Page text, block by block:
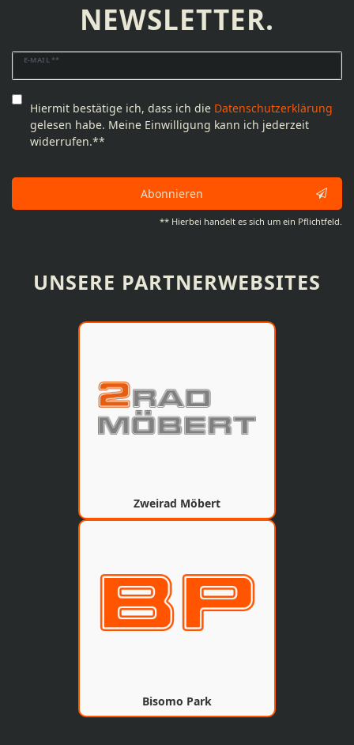
NEWSLETTER.
E-MAIL **
Newsletter
Honig
Hiermit bestätige ich, dass ich die Daten­schutz­erklärung
gelesen habe. Meine Einwilligung kann ich jederzeit
widerrufen.**
Abonnieren
** Hierbei handelt es sich um ein Pflichtfeld.
UNSERE PARTNERWEBSITES
Zweirad Möbert
Bisomo Park